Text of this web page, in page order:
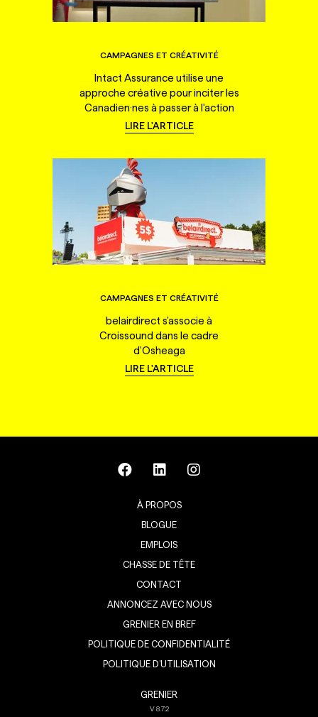
CAMPAGNES ET CRÉATIVITÉ
Intact Assurance utilise une
approche créative pour inciter les
Canadien·nes à passer à l'action
LIRE L'ARTICLE
CAMPAGNES ET CRÉATIVITÉ
belairdirect s'associe à
Croissound dans le cadre
d'Osheaga
LIRE L'ARTICLE
À PROPOS
BLOGUE
EMPLOIS
CHASSE DE TÊTE
CONTACT
ANNONCEZ AVEC NOUS
GRENIER EN BREF
POLITIQUE DE CONFIDENTIALITÉ
POLITIQUE D’UTILISATION
GRENIER
V8.7.2